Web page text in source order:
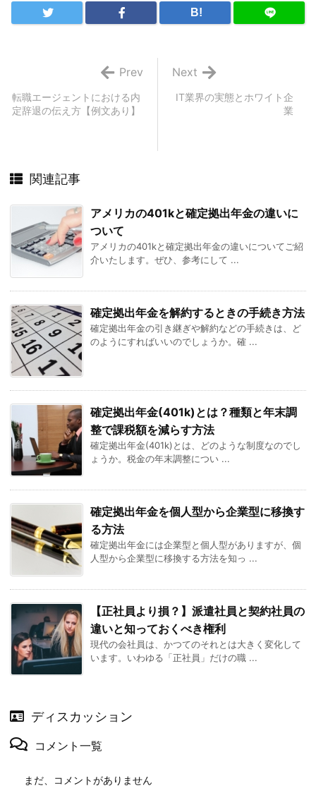
B!
IT業界の実態とホワイト企
業
Next
転職エージェントにおける内
定辞退の伝え方【例文あり】
Prev
関連記事
アメリカの401kと確定拠出年金の違いに
ついて
アメリカの401kと確定拠出年金の違いについてご紹
介いたします。ぜひ、参考にして ...
確定拠出年金を解約するときの手続き方法
確定拠出年金の引き継ぎや解約などの手続きは、ど
のようにすればいいのでしょうか。確 ...
確定拠出年金(401k)とは？種類と年末調
整で課税額を減らす方法
確定拠出年金(401k)とは、どのような制度なのでし
ょうか。税金の年末調整につい ...
確定拠出年金を個人型から企業型に移換す
る方法
確定拠出年金には企業型と個人型がありますが、個
人型から企業型に移換する方法を知っ ...
【正社員より損？】派遣社員と契約社員の
違いと知っておくべき権利
現代の会社員は、かつてのそれとは大きく変化して
います。いわゆる「正社員」だけの職 ...
ディスカッション
コメント一覧
まだ、コメントがありません